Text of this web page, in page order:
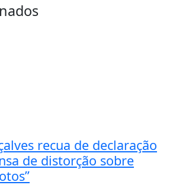
recua de declaração
de distorção sobre